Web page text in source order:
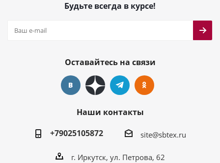
Будьте всегда в курсе!
Оставайтесь на связи
Наши контакты
+79025105872
site@sbtex.ru
г. Иркутск, ул. Петрова, 62